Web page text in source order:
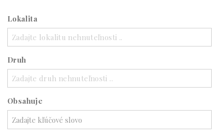
Lokalita
Zadajte lokalitu nehnuteľnosti ..
Druh
Zadajte druh nehnuteľnosti ..
Obsahuje